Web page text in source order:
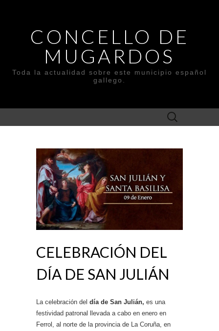
CONCELLO DE
MUGARDOS
Toda la actualidad sobre este municipio español
gallego.
Buscar:
CELEBRACIÓN DEL
DÍA DE SAN JULIÁN
La celebración del día de San Julián, es una
festividad patronal llevada a cabo en enero en
Ferrol, al norte de la provincia de La Coruña, en